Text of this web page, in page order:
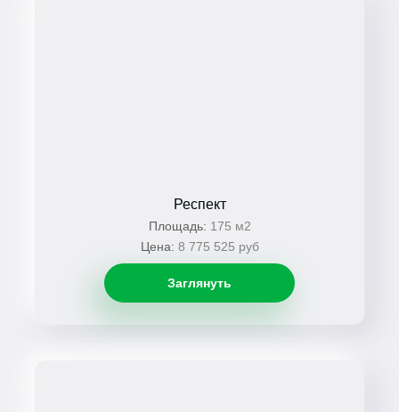
Респект
Площадь: 175 м2
Цена: 8 775 525 руб
Заглянуть